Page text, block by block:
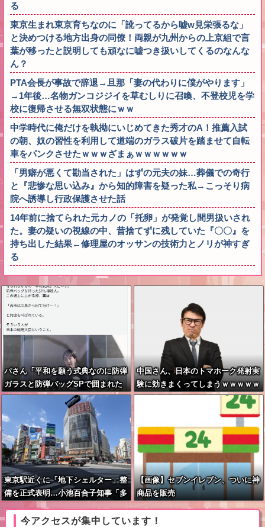
る
東京生まれ東京育ちなのに「訛ってるから嘘w見栄張るな」
と決めつける地方出身の同僚！両親が九州からの上京組で言
葉が移ったと説明しても頑なに嘘つき扱いしてくるのなんな
ん？
PTA会長が事故で辞退→旦那「妻の代わりに僕がやります」
→1年後…名物ガンコジジイを草むしりに召喚、不登校児を学
校に復帰させる無双状態にｗｗ
中学時代に俺だけを執拗にいじめてきた秀才のA！推薦入試
の朝、奴の習性を利用して道端のガラス破片を踏ませて自転
車をパンクさせたｗｗｗざまぁｗｗｗｗｗｗ
「男癖が悪くて勘当された」はずの元夫の妹…葬儀での奇行
と『悲惨な思い込み』から知的障害を疑った私→こっそり病
院へ誘導し行政保護させた話
14年前に捨てられた元カノの「托卵」が発覚し間男扱いされ
た。妻の疑いの視線の中、昔捨てずに残していた『〇〇』を
持ち出した結果←修理屋のオッサンの技術力とノリが神すぎ
る
パさん「平和を願う式典なのに防弾
ガラスと防弾バッグSPで囲まれた
壇上でスピーチする人が総理大臣」
中国さん、日本のトマホーク発射実
験に効きまくってしまうｗｗｗｗｗ
東京駅近くに「地下シェルター」整
備を正式表明…小池百合子知事「多
くの方が滞在、施設整備の効果高
い」
【画像】セブンイレブン、ついに神
商品を販売
今アクセスが集中しています！